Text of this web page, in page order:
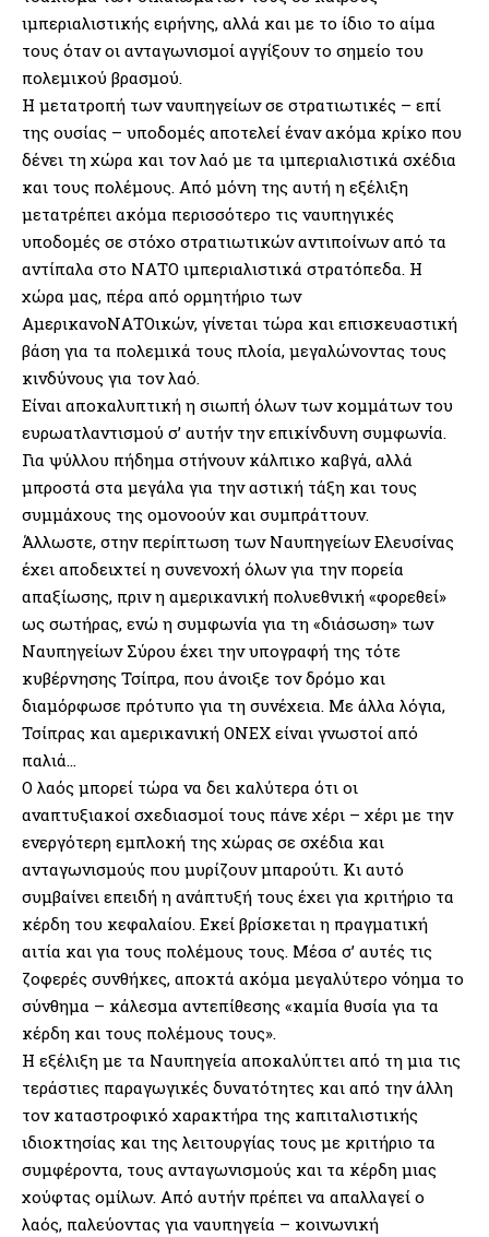
ιμπεριαλιστικής ειρήνης, αλλά και με το ίδιο το αίμα
τους όταν οι ανταγωνισμοί αγγίξουν το σημείο του
πολεμικού βρασμού.
Η μετατροπή των ναυπηγείων σε στρατιωτικές – επί
της ουσίας – υποδομές αποτελεί έναν ακόμα κρίκο που
δένει τη χώρα και τον λαό με τα ιμπεριαλιστικά σχέδια
και τους πολέμους. Από μόνη της αυτή η εξέλιξη
μετατρέπει ακόμα περισσότερο τις ναυπηγικές
υποδομές σε στόχο στρατιωτικών αντιποίνων από τα
αντίπαλα στο ΝΑΤΟ ιμπεριαλιστικά στρατόπεδα. Η
χώρα μας, πέρα από ορμητήριο των
ΑμερικανοΝΑΤΟικών, γίνεται τώρα και επισκευαστική
βάση για τα πολεμικά τους πλοία, μεγαλώνοντας τους
κινδύνους για τον λαό.
Είναι αποκαλυπτική η σιωπή όλων των κομμάτων του
ευρωατλαντισμού σ’ αυτήν την επικίνδυνη συμφωνία.
Για ψύλλου πήδημα στήνουν κάλπικο καβγά, αλλά
μπροστά στα μεγάλα για την αστική τάξη και τους
συμμάχους της ομονοούν και συμπράττουν.
Άλλωστε, στην περίπτωση των Ναυπηγείων Ελευσίνας
έχει αποδειχτεί η συνενοχή όλων για την πορεία
απαξίωσης, πριν η αμερικανική πολυεθνική «φορεθεί»
ως σωτήρας, ενώ η συμφωνία για τη «διάσωση» των
Ναυπηγείων Σύρου έχει την υπογραφή της τότε
κυβέρνησης Τσίπρα, που άνοιξε τον δρόμο και
διαμόρφωσε πρότυπο για τη συνέχεια. Με άλλα λόγια,
Τσίπρας και αμερικανική ΟΝΕΧ είναι γνωστοί από
παλιά…
Ο λαός μπορεί τώρα να δει καλύτερα ότι οι
αναπτυξιακοί σχεδιασμοί τους πάνε χέρι – χέρι με την
ενεργότερη εμπλοκή της χώρας σε σχέδια και
ανταγωνισμούς που μυρίζουν μπαρούτι. Κι αυτό
συμβαίνει επειδή η ανάπτυξή τους έχει για κριτήριο τα
κέρδη του κεφαλαίου. Εκεί βρίσκεται η πραγματική
αιτία και για τους πολέμους τους. Μέσα σ’ αυτές τις
ζοφερές συνθήκες, αποκτά ακόμα μεγαλύτερο νόημα το
σύνθημα – κάλεσμα αντεπίθεσης «καμία θυσία για τα
κέρδη και τους πολέμους τους».
Η εξέλιξη με τα Ναυπηγεία αποκαλύπτει από τη μια τις
τεράστιες παραγωγικές δυνατότητες και από την άλλη
τον καταστροφικό χαρακτήρα της καπιταλιστικής
ιδιοκτησίας και της λειτουργίας τους με κριτήριο τα
συμφέροντα, τους ανταγωνισμούς και τα κέρδη μιας
χούφτας ομίλων. Από αυτήν πρέπει να απαλλαγεί ο
λαός, παλεύοντας για ναυπηγεία – κοινωνική